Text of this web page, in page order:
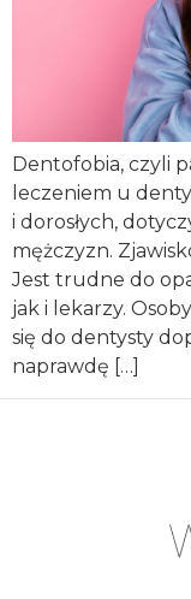
Dentofobia, czyli
leczeniem u
i dorosłych,
mężczyzn.
Jest trudne do
jak i lekarzy.
się do dentysty
naprawdę […]